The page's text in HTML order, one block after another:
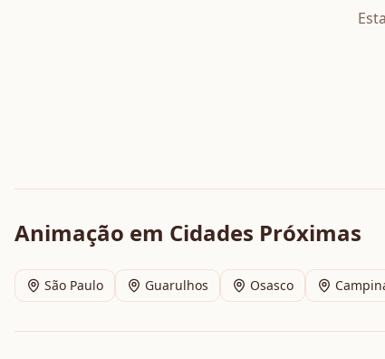
Animação em Cidades Próximas
São Paulo Guarulhos Osasco